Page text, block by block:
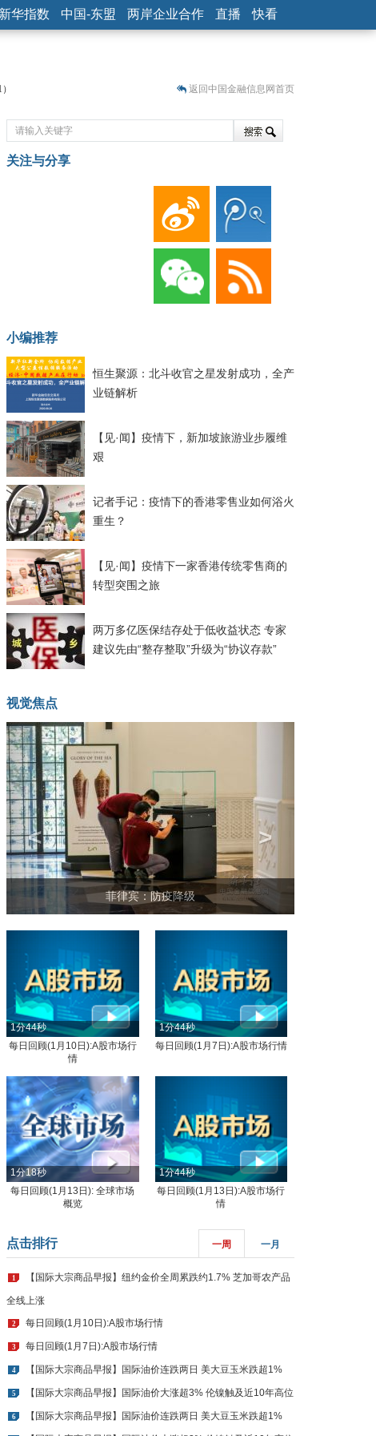
新华指数 中国-东盟 两岸企业合作 直播 快看
）
返回中国金融信息网首页
关注与分享
小编推荐
恒生聚源：北斗收官之星发射成功，全产
业链解析
【见·闻】疫情下，新加坡旅游业步履维
艰
记者手记：疫情下的香港零售业如何浴火
重生？
【见·闻】疫情下一家香港传统零售商的
转型突围之旅
两万多亿医保结存处于低收益状态 专家
建议先由“整存整取”升级为“协议存款”
视觉焦点
菲律宾：防疫降级
< >
1分44秒
每日回顾(1月10日):A股市场行
情
1分44秒
每日回顾(1月7日):A股市场行情
1分18秒
每日回顾(1月13日): 全球市场
概览
1分44秒
每日回顾(1月13日):A股市场行
情
点击排行 一周 一月
1 【国际大宗商品早报】纽约金价全周累跌约1.7% 芝加哥农产品
全线上涨
2 每日回顾(1月10日):A股市场行情
3 每日回顾(1月7日):A股市场行情
4 【国际大宗商品早报】国际油价连跌两日 美大豆玉米跌超1%
5 【国际大宗商品早报】国际油价大涨超3% 伦镍触及近10年高位
6 【国际大宗商品早报】国际油价连跌两日 美大豆玉米跌超1%